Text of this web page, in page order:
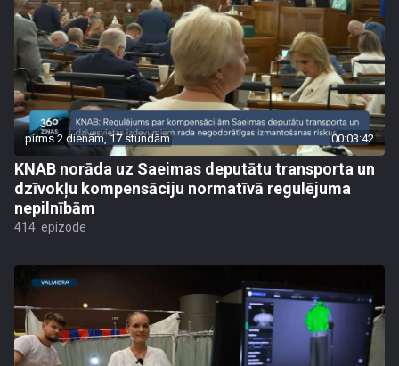
pirms 2 dienām, 17 stundām 00:03:42
KNAB norāda uz Saeimas deputātu transporta un
dzīvokļu kompensāciju normatīvā regulējuma
nepilnībām
414. epizode